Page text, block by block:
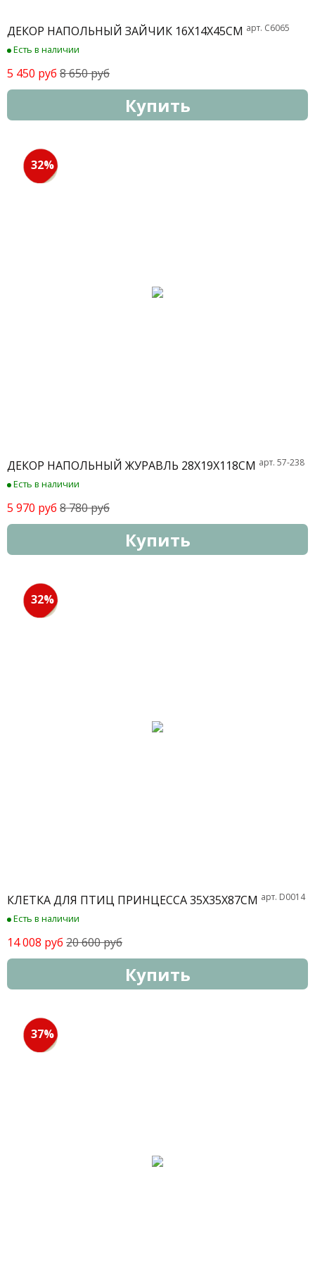
ДЕКОР НАПОЛЬНЫЙ ЗАЙЧИК 16Х14Х45СМ арт. C6065
Есть в наличии
5 450 руб 8 650 руб
Купить
32%
ДЕКОР НАПОЛЬНЫЙ ЖУРАВЛЬ 28Х19Х118СМ арт. 57-238
Есть в наличии
5 970 руб 8 780 руб
Купить
32%
КЛЕТКА ДЛЯ ПТИЦ ПРИНЦЕССА 35Х35Х87СМ арт. D0014
Есть в наличии
14 008 руб 20 600 руб
Купить
37%